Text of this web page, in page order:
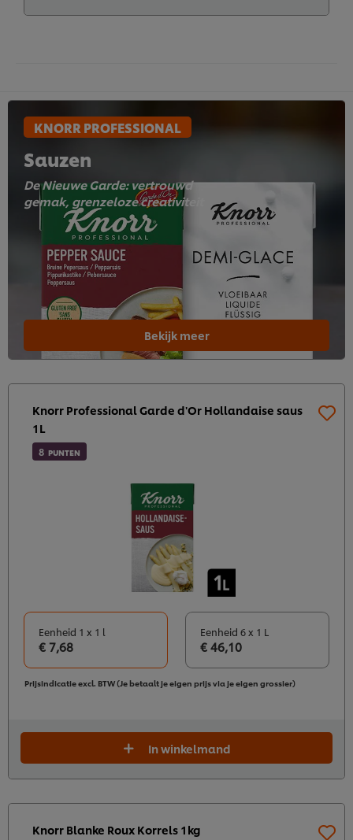
KNORR PROFESSIONAL
Sauzen
De Nieuwe Garde: vertrouwd
gemak, grenzeloze creativiteit
Bekijk meer
Knorr Professional Garde d'Or Hollandaise saus
1L
8 PUNTEN
Eenheid 1 x 1 l
€ 7,68
Eenheid 6 x 1 L
€ 46,10
Prijsindicatie excl. BTW (Je betaalt je eigen prijs via je eigen grossier)
In winkelmand
Knorr Blanke Roux Korrels 1kg